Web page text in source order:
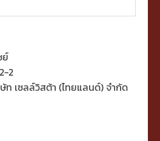
ย์
2
เซลล์วิสต้า (ไทยแลนด์) จำกัด